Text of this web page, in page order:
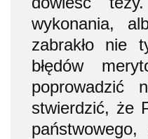
wykonania,
zabrakło nie
błędów
poprowadzić
stwierdzić, że